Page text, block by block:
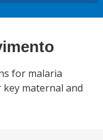
for malaria
maternal and